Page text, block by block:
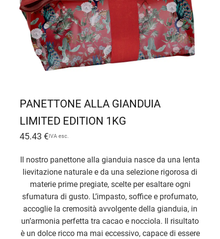
PANETTONE ALLA GIANDUIA
LIMITED EDITION 1KG
45.43 €IVA esc.
Il nostro panettone alla gianduia nasce da una lenta
lievitazione naturale e da una selezione rigorosa di
materie prime pregiate, scelte per esaltare ogni
sfumatura di gusto. L’impasto, soffice e profumato,
accoglie la cremosità avvolgente della gianduia, in
un’armonia perfetta tra cacao e nocciola. Il risultato
è un dolce ricco ma mai eccessivo, capace di essere